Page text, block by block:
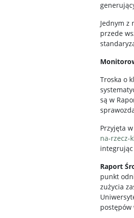
Jednym z
przede
Troska o
są w
Przyjęta
na-rzecz-
Raport
punkt
zużycia
postępów